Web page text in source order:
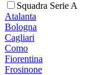
Squadra Serie A
Atalanta
Bologna
Cagliari
Como
Fiorentina
Frosinone